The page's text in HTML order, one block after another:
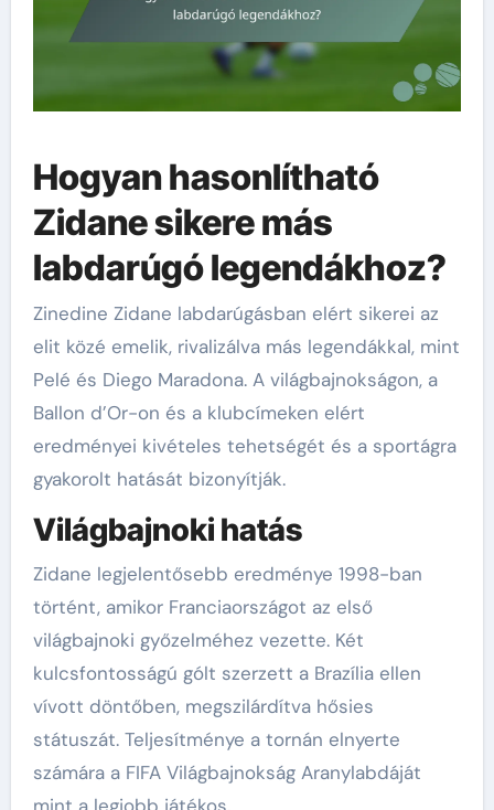
Hogyan hasonlítható
Zidane sikere más
labdarúgó legendákhoz?
Zinedine Zidane labdarúgásban elért sikerei az
elit közé emelik, rivalizálva más legendákkal, mint
Pelé és Diego Maradona. A világbajnokságon, a
Ballon d’Or-on és a klubcímeken elért
eredményei kivételes tehetségét és a sportágra
gyakorolt hatását bizonyítják.
Világbajnoki hatás
Zidane legjelentősebb eredménye 1998-ban
történt, amikor Franciaországot az első
világbajnoki győzelméhez vezette. Két
kulcsfontosságú gólt szerzett a Brazília ellen
vívott döntőben, megszilárdítva hősies
státuszát. Teljesítménye a tornán elnyerte
számára a FIFA Világbajnokság Aranylabdáját